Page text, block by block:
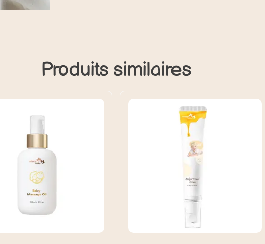
Produits similaires